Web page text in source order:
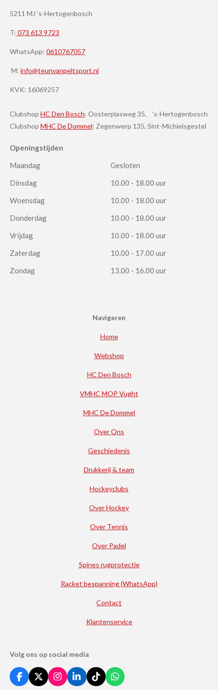
5211 MJ 's-Hertogenbosch
T: 073 613 9723
WhatsApp: 0610767057
M: info@teunvanpeltsport.nl
KVK: 16069257
Clubshop HC Den Bosch: Oosterplasweg 35, 's-Hertogenbosch
Clubshop MHC De Dommel: Zegenwerp 135, Sint-Michielsgestel
Openingstijden
Maandag
Gesloten
Dinsdag
10.00 - 18.00 uur
Woensdag
10.00 - 18.00 uur
Donderdag
10.00 - 18.00 uur
Vrijdag
10.00 - 18.00 uur
Zaterdag
10.00 - 17.00 uur
Zondag
13.00 - 16.00 uur
Navigeren
Home
Webshop
HC Den Bosch
VMHC MOP Vught
MHC De Dommel
Over Ons
Geschiedenis
Drukkerij & team
Hockeyclubs
Over Hockey
Over Tennis
Over Padel
Spines rugprotectie
Racket bespanning (WhatsApp)
Contact
Klantenservice
Volg ons op social media
F
X
I
L
T
W